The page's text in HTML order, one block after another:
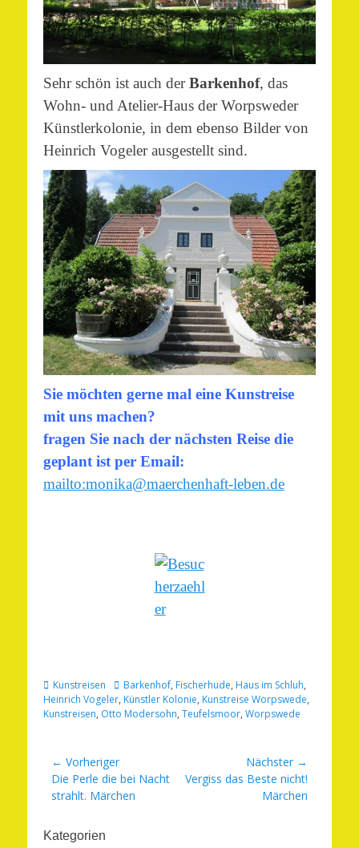
Sehr schön ist auch derBarkenhof, das
Wohn- und Atelier-Haus der Worpsweder
Künstlerkolonie, in dem ebenso Bilder von
Heinrich Vogeler ausgestellt sind.
Sie möchten gerne mal eine Kunstreise
mit uns machen?
fragen Sie nach der nächsten Reise die
geplant ist per Email:
mailto:monika@maerchenhaft-leben.de
Kategorien
Kunstreisen Schlagworte
Barkenhof, Fischerhude, Haus im Schluh,
Heinrich Vogeler, Künstler Kolonie, Kunstreise Worpswede,
Kunstreisen, Otto Modersohn, Teufelsmoor, Worpswede
Beitragsnavigation
← Vorheriger
Vorheriger
Beitrag:
Die Perle die bei Nacht
strahlt. Märchen
Nächster →
Nächster
Vergiss das Beste nicht!
Märchen
Kategorien